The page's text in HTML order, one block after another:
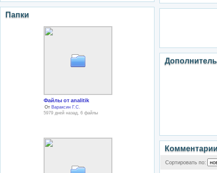
Папки
Файлы от analitik
От Вараксин Г.С.
5979 дней назад, 6 файлы
Сортировать по: